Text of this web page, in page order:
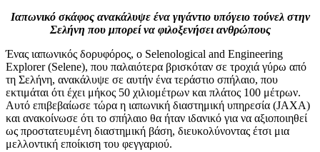
Ιαπωνικό σκάφος ανακάλυψε ένα γιγάντιο υπόγειο τούνελ στην
Σελήνη που μπορεί να φιλοξενήσει ανθρώπους
Ένας ιαπωνικός δορυφόρος, ο Selenological and Engineering
Explorer (Selene), που παλαιότερα βρισκόταν σε τροχιά γύρω από
τη Σελήνη, ανακάλυψε σε αυτήν ένα τεράστιο σπήλαιο, που
εκτιμάται ότι έχει μήκος 50 χιλιομέτρων και πλάτος 100 μέτρων.
Αυτό επιβεβαίωσε τώρα η ιαπωνική διαστημική υπηρεσία (JAXA)
και ανακοίνωσε ότι το σπήλαιο θα ήταν ιδανικό για να αξιοποιηθεί
ως προστατευμένη διαστημική βάση, διευκολύνοντας έτσι μια
μελλοντική εποίκιση του φεγγαριού.